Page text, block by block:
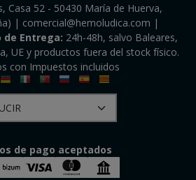
Casa 52 - 50430 María de Huerva,
| comercial@hemoludica.com |
de Entrega: 24h-48h, salvo Baleares,
UE y productos fuera del stock físico.
con Impuestos incluidos
de pago aceptados